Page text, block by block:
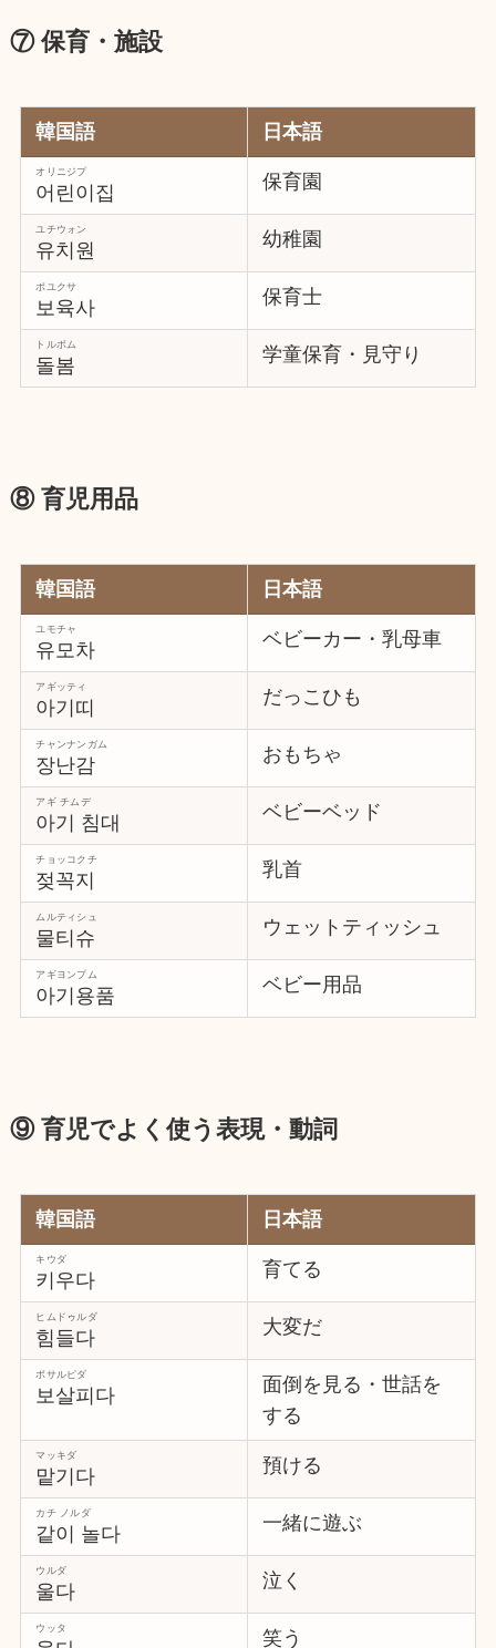
⑦ 保育・施設
韓国語 日本語
어린이집
オリニジプ 保育園
유치원
ユチウォン 幼稚園
보육사
ポユクサ 保育士
돌봄
トルボム 学童保育・見守り
⑧ 育児用品
韓国語 日本語
유모차
ユモチャ ベビーカー・乳母車
아기띠
アギッティ だっこひも
장난감
チャンナンガム おもちゃ
아기 침대
アギ チムデ ベビーベッド
젖꼭지
チョッコクチ 乳首
물티슈
ムルティシュ ウェットティッシュ
아기용품
アギヨンプム ベビー用品
⑨ 育児でよく使う表現・動詞
韓国語 日本語
키우다
キウダ 育てる
힘들다
ヒムドゥルダ 大変だ
보살피다
ポサルピダ
面倒を見る・世話を
する
맡기다
マッキダ 預ける
같이 놀다
カチ ノルダ 一緒に遊ぶ
울다
ウルダ 泣く
ウッタ 笑う